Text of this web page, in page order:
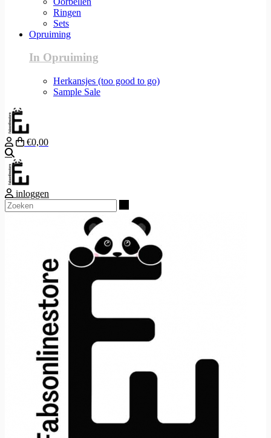
Ringen
Sets
Opruiming
In Opruiming
Herkansjes (too good to go)
Sample Sale
€0,00
inloggen